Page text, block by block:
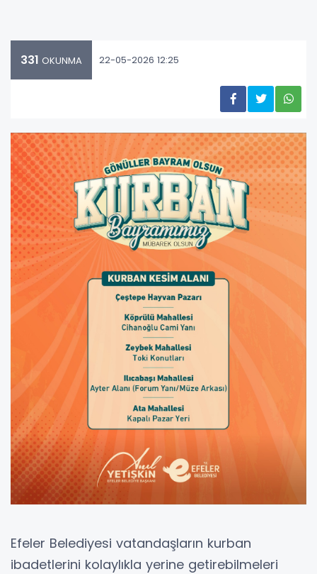
331 OKUNMA 22-05-2026 12:25
Efeler Belediyesi vatandaşların kurban
ibadetlerini kolaylıkla yerine getirebilmeleri